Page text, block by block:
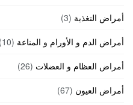
أمراض التغذية (3)
أمراض الدم و الأورام و المناعة (10)
أمراض العظام و العضلات (26)
أمراض العيون (67)